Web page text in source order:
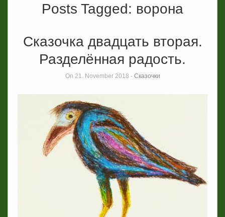
Posts Tagged: ворона
Сказочка двадцать вторая.
Разделённая радость.
On 21. November 2018 - Сказочки